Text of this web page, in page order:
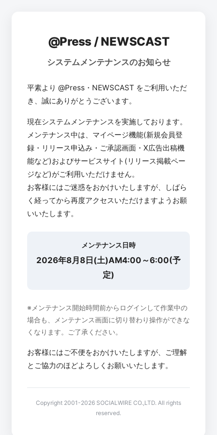
@Press / NEWSCAST
システムメンテナンスのお知らせ
平素より @Press・NEWSCAST をご利用いただ
き、誠にありがとうございます。
現在システムメンテナンスを実施しております。
メンテナンス中は、マイページ機能(新規会員登
録・リリース申込み・ご承認画面・X広告出稿機
能など)およびサービスサイト(リリース掲載ペー
ジなど)がご利用いただけません。
お客様にはご迷惑をおかけいたしますが、しばら
く経ってから再度アクセスいただけますようお願
いいたします。
メンテナンス日時
2026年8月8日(土)AM4:00～6:00(予
定)
※メンテナンス開始時間前からログインして作業中の
場合も、メンテナンス画面に切り替わり操作ができな
くなります。ご了承ください。
お客様にはご不便をおかけいたしますが、ご理解
とご協力のほどよろしくお願いいたします。
Copyright 2001-2026 SOCIALWIRE CO.,LTD. All rights
reserved.